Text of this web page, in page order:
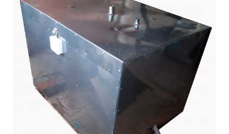
Про нас
Каталог
Доставка і оплата
Новини
Контакти